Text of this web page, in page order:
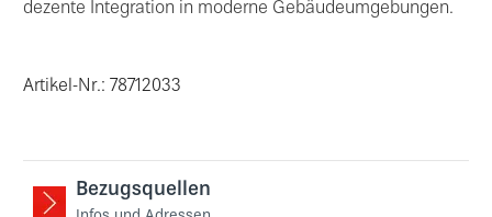
dezente Integration in moderne Gebäudeumgebungen.
Artikel-Nr.: 78712033
Bezugsquellen